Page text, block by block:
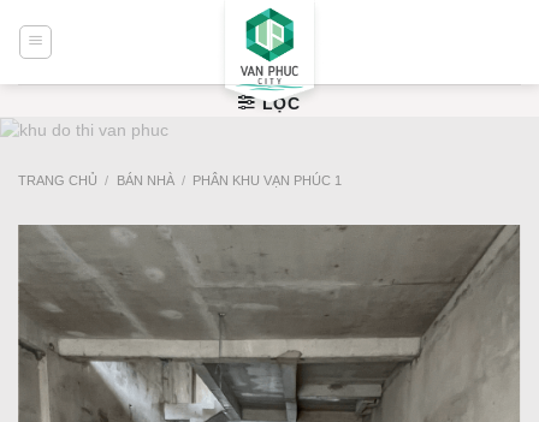
nội
dung
LỌC
TRANG CHỦ / BÁN NHÀ / PHÂN KHU VẠN PHÚC 1